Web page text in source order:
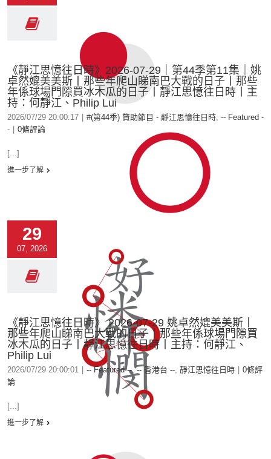
《靜江思憶往日時》2026-07-29｜第44季第11集｜姚
卓然媲美美斯丨那些年爬山睇南巴大戰的日子丨那些
年係球場門隙買冰木瓜的日子丨靜江思憶往日時丨主
持：何靜江、Philip Lui
2026/07/29 20:00:17 #(第44季) 贊助節目 - 靜江思憶往日時, -- Featured -
-
0條評論
[...]
進一步了解
29
07, 2026
《靜江思憶往日時》 2026-07-29 姚卓然媲美美斯丨
那些年爬山睇南巴大戰的日子丨那些年係球場門隙買
冰木瓜的日子丨靜江思憶往日時丨主持：何靜江、
Philip Lui
2026/07/29 20:00:01 -- Featured --,-- 香港台 --, 靜江思憶往日時
0條評
論
[...]
進一步了解